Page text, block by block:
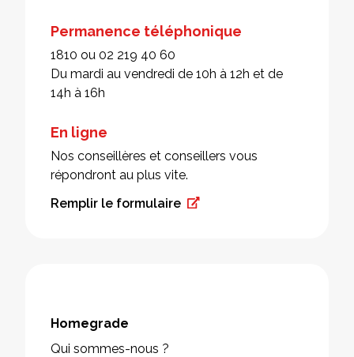
Permanence téléphonique
1810 ou 02 219 40 60
Du mardi au vendredi de 10h à 12h et de
14h à 16h
En ligne
Nos conseillères et conseillers vous
répondront au plus vite.
Remplir le formulaire
Homegrade
Qui sommes-nous ?